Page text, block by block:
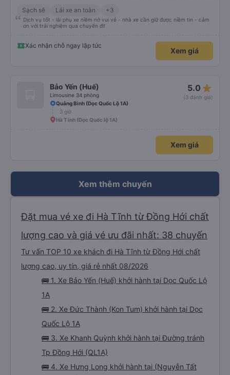
Sạch sẽ Lái xe an toàn +3
Dịch vụ tốt - lái phụ xe niềm nở vui vẻ - nhà xe cần giữ được niềm tin - cảm
ơn với trải nghiệm qua chuyến đi!
Xác nhận chỗ ngay lập tức
Xem giá
Bảo Yến (Huế)
Limousine 34 phòng
5.0 star_rate
(3 đánh giá)
Quảng Bình (Dọc Quốc Lộ 1A)
3 giờ
Hà Tĩnh (Dọc Quốc lộ 1A)
Xem giá
Xem thêm chuyến
Đặt mua vé xe đi Hà Tĩnh từ Đồng Hới chất
lượng cao và giá vé ưu đãi nhất: 38 chuyến
Tư vấn TOP 10 xe khách đi Hà Tĩnh từ Đồng Hới chất
lượng cao, uy tín, giá rẻ nhất 08/2026
🚌 1. Xe Bảo Yến (Huế) khởi hành tại Dọc Quốc Lộ
1A
🚌 2. Xe Đức Thành (Kon Tum) khởi hành tại Dọc
Quốc Lộ 1A
🚌 3. Xe Khanh Quỳnh khởi hành tại Đường tránh
Tp Đồng Hới (QL1A)
🚌 4. Xe Hưng Long khởi hành tại (Nguyễn Tất